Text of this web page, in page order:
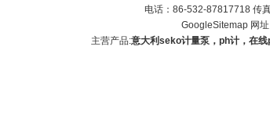
电话：86-532-87817718 传
GoogleSitemap 网址
主营产品:意大利seko计量泵，ph计，在